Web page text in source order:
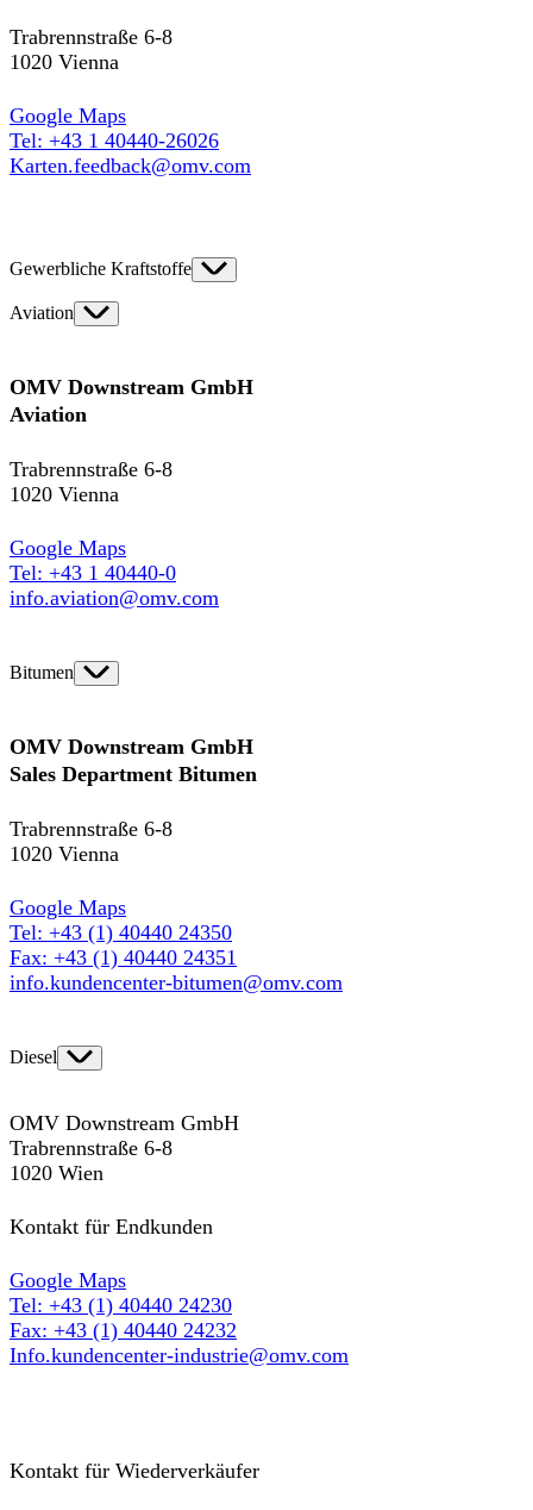
Trabrennstraße 6-8
1020 Vienna
Google Maps
Tel: +43 1 40440-26026
Karten.feedback@omv.com
Gewerbliche Kraftstoffe
Aviation
OMV Downstream GmbH
Aviation
Trabrennstraße 6-8
1020 Vienna
Google Maps
Tel: +43 1 40440-0
info.aviation@omv.com
Bitumen
OMV Downstream GmbH
Sales Department Bitumen
Trabrennstraße 6-8
1020 Vienna
Google Maps
Tel: +43 (1) 40440 24350
Fax: +43 (1) 40440 24351
info.kundencenter-bitumen@omv.com
Diesel
OMV Downstream GmbH
Trabrennstraße 6-8
1020 Wien
Kontakt für Endkunden
Google Maps
Tel: +43 (1) 40440 24230
Fax: +43 (1) 40440 24232
Info.kundencenter-industrie@omv.com
Kontakt für Wiederverkäufer